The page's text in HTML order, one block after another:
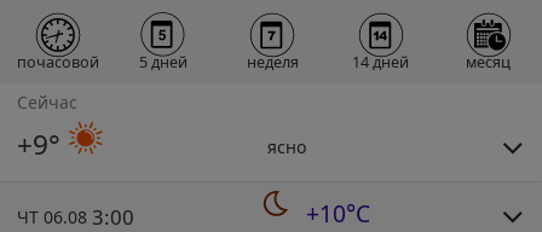
почасовой 5 дней неделя 14 дней месяц
Сейчас
+9° ясно
ЧТ 06.08 3:00 +10°C